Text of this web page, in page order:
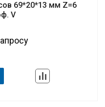
69*20*13 мм Z=6
V